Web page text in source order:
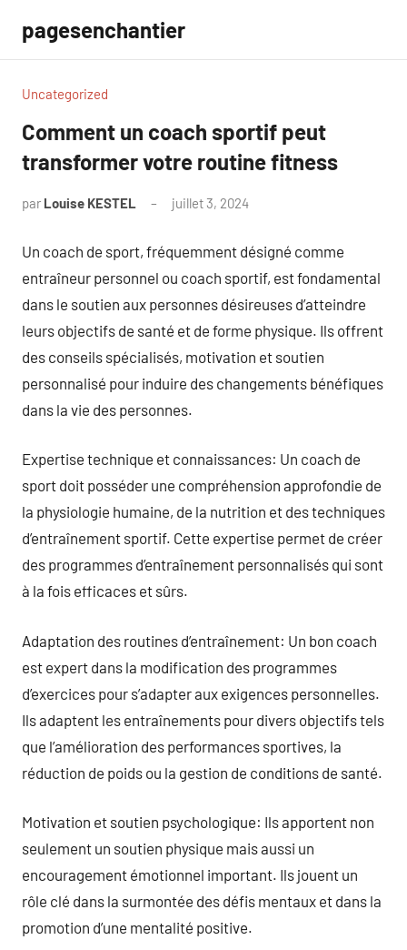
contenu
pagesenchantier
Uncategorized
Comment un coach sportif peut
transformer votre routine fitness
par Louise KESTEL juillet 3, 2024
Un coach de sport, fréquemment désigné comme
entraîneur personnel ou coach sportif, est fondamental
dans le soutien aux personnes désireuses d’atteindre
leurs objectifs de santé et de forme physique. Ils offrent
des conseils spécialisés, motivation et soutien
personnalisé pour induire des changements bénéfiques
dans la vie des personnes.
Expertise technique et connaissances: Un coach de
sport doit posséder une compréhension approfondie de
la physiologie humaine, de la nutrition et des techniques
d’entraînement sportif. Cette expertise permet de créer
des programmes d’entraînement personnalisés qui sont
à la fois efficaces et sûrs.
Adaptation des routines d’entraînement: Un bon coach
est expert dans la modification des programmes
d’exercices pour s’adapter aux exigences personnelles.
Ils adaptent les entraînements pour divers objectifs tels
que l’amélioration des performances sportives, la
réduction de poids ou la gestion de conditions de santé.
Motivation et soutien psychologique: Ils apportent non
seulement un soutien physique mais aussi un
encouragement émotionnel important. Ils jouent un
rôle clé dans la surmontée des défis mentaux et dans la
promotion d’une mentalité positive.